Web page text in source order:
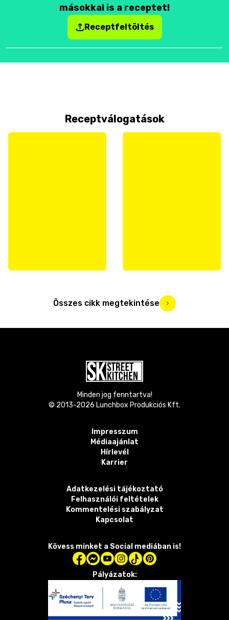
másokkal is a receptet!
Receptfeltöltés
Receptválogatások
Összes cikk megtekintése
Minden jog fenntartva!
© 2013-2026 Lunchbox Produkciós Kft.
Impresszum
Médiaajánlat
Hírlevél
Karrier
Adatkezelési tájékoztató
Felhasználói feltételek
Kommentelési szabályzat
Kapcsolat
Kövess minket a Social mediában is!
Pályázatok: